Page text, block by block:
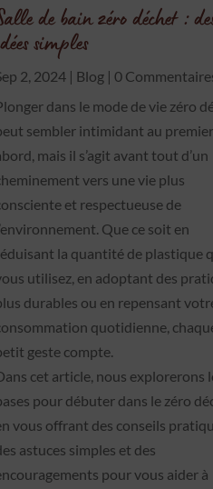
de bain zéro déchet :
simples
2, 2024| Blog| 0
dans le mode de vie zéro
sembler intimidant au premier
mais il s’agit avant tout d’un
vers une vie plus
et respectueuse de
Que ce soit en
la quantité de plastique
utilisez, en adoptant des
durables ou en repensant
quotidienne,
geste compte.
cet article, nous explorerons
pour débuter dans le zéro
vous offrant des conseils
astuces simples et des
pour vous aider à